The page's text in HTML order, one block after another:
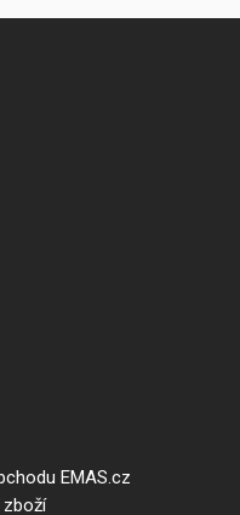
EMAS.cz
zboží